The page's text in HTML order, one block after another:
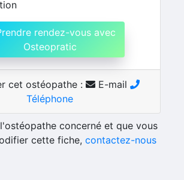
rendez-vous avec
Osteopratic
cet ostéopathe :
E-mail
Téléphone
concerné et que vous
cette fiche, contactez-nous